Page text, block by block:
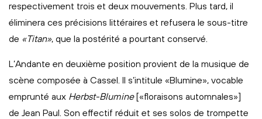
respectivement trois et deux mouvements. Plus tard, il
éliminera ces précisions littéraires et refusera le sous-titre
de «Titan», que la postérité a pourtant conservé.
L’Andante en deuxième position provient de la musique de
scène composée à Cassel. Il s’intitule «Blumine», vocable
emprunté aux Herbst-Blumine[«floraisons automnales»]
de Jean Paul. Son effectif réduit et ses solos de trompette